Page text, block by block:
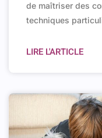
de maîtriser des
techniques
LIRE L'ARTICLE